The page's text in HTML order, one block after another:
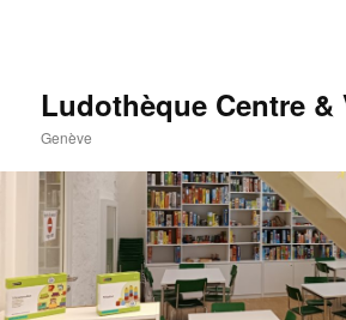
Ludothèque Centre
Genève